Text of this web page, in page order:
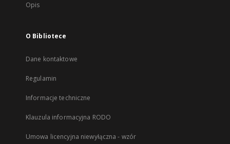
Opis
O Bibliotece
Dane kontaktowe
Regulamin
Informacje techniczne
Klauzula informacyjna RODO
Umowa licencyjna niewyłączna - wzór